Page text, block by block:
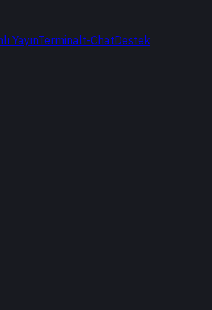
YayınTerminalt-ChatDestek